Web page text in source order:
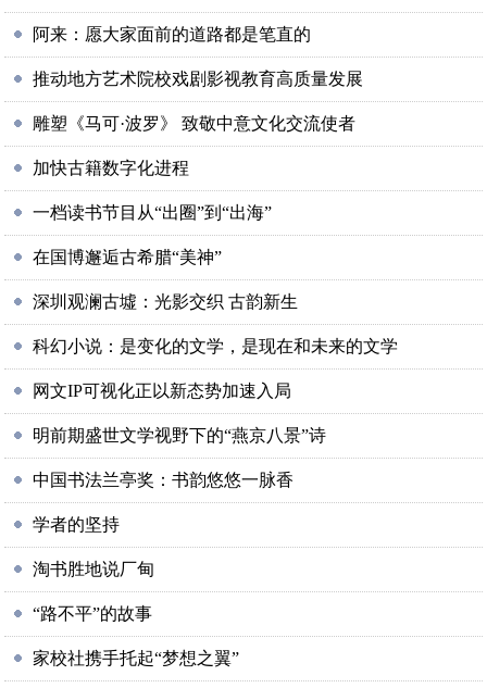
阿来：愿大家面前的道路都是笔直的
推动地方艺术院校戏剧影视教育高质量发展
雕塑《马可·波罗》 致敬中意文化交流使者
加快古籍数字化进程
一档读书节目从“出圈”到“出海”
在国博邂逅古希腊“美神”
深圳观澜古墟：光影交织 古韵新生
科幻小说：是变化的文学，是现在和未来的文学
网文IP可视化正以新态势加速入局
明前期盛世文学视野下的“燕京八景”诗
中国书法兰亭奖：书韵悠悠一脉香
学者的坚持
淘书胜地说厂甸
“路不平”的故事
家校社携手托起“梦想之翼”